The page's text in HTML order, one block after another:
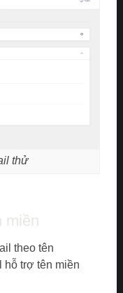
thử
miền
theo tên
hỗ trợ tên miền